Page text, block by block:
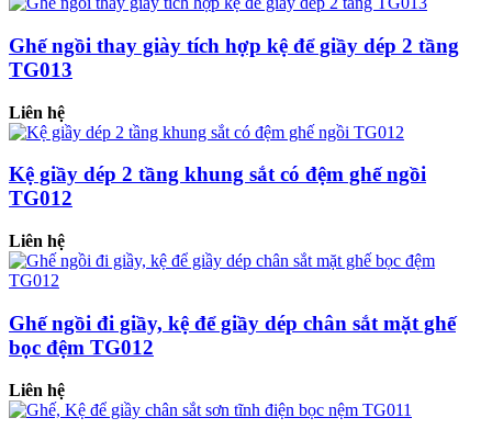
Ghế ngồi thay giày tích hợp kệ để giầy dép 2 tầng
TG013
Liên hệ
Kệ giầy dép 2 tầng khung sắt có đệm ghế ngồi
TG012
Liên hệ
Ghế ngồi đi giầy, kệ để giầy dép chân sắt mặt ghế
bọc đệm TG012
Liên hệ